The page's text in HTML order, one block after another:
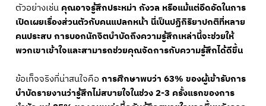
ตัวอย่างเช่น คุณอาจรู้สึกประหม่า กังวล หรือแม้แต่อึดอัดในการ
เปิดเผยเรื่องส่วนตัวกับคนแปลกหน้า นี่เป็นปฏิกิริยาปกติที่หลาย
คนประสบ การบอกนักจิตบำบัดถึงความรู้สึกเหล่านี้จะช่วยให้
พวกเขาเข้าใจและสามารถช่วยคุณจัดการกับความรู้สึกได้ดีขึ้น
ข้อเท็จจริงที่น่าสนใจคือการศึกษาพบว่า 63% ของผู้เข้ารับการ
บำบัดรายงานว่ารู้สึกไม่สบายใจในช่วง 2-3 ครั้งแรกของการ